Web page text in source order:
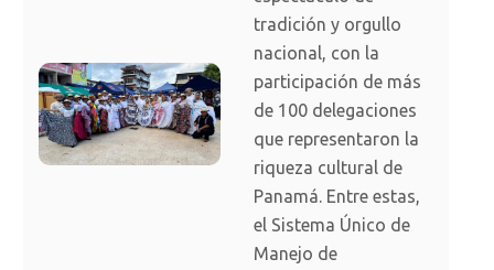
tradición y orgullo
nacional, con la
participación de más
de 100 delegaciones
que representaron la
riqueza cultural de
Panamá. Entre estas,
el Sistema Único de
Manejo de